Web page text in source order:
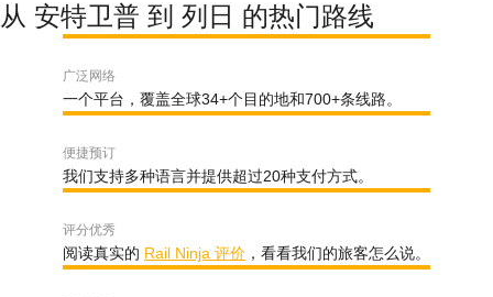
从 安特卫普 到 列日 的热门路线
广泛网络
一个平台，覆盖全球34+个目的地和700+条线路。
便捷预订
我们支持多种语言并提供超过20种支付方式。
评分优秀
阅读真实的 Rail Ninja 评价 ，看看我们的旅客怎么说。